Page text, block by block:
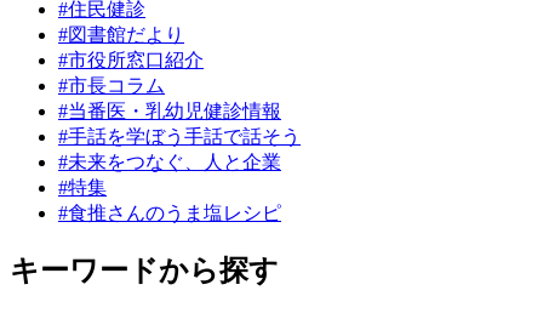
#住民健診
#図書館だより
#市役所窓口紹介
#市長コラム
#当番医・乳幼児健診情報
#手話を学ぼう手話で話そう
#未来をつなぐ、人と企業
#特集
#食推さんのうま塩レシピ
キーワードから探す